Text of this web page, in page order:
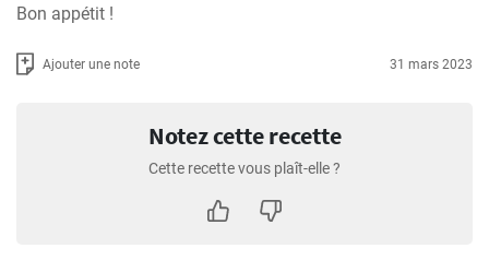
Bon appétit !
Ajouter une note 31 mars 2023
Notez cette recette
Cette recette vous plaît-elle ?